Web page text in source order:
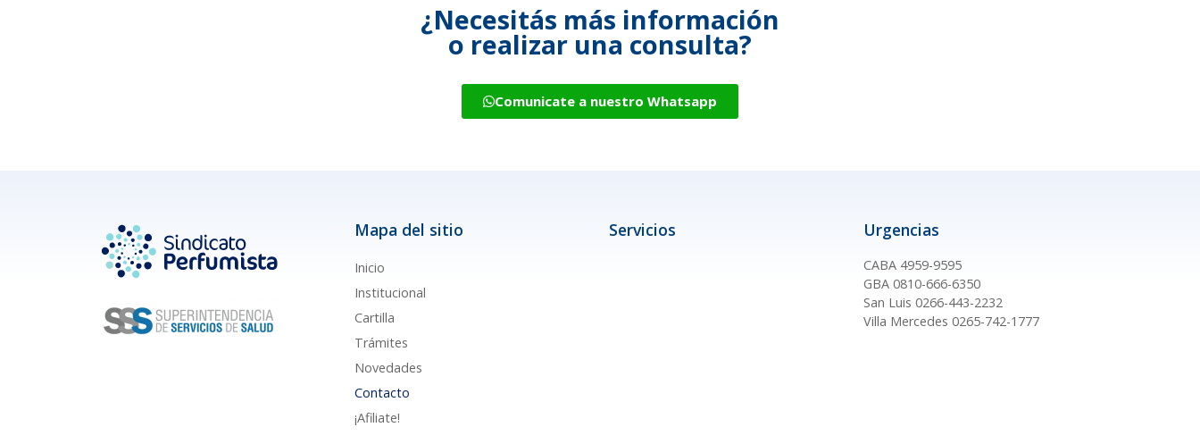
¿Necesitás más información
o realizar una consulta?
Comunicate a nuestro Whatsapp
Mapa del sitio
Inicio
Institucional
Cartilla
Trámites
Novedades
Contacto
¡Afiliate!
Servicios Urgencias
CABA 4959-9595
GBA 0810-666-6350
San Luis 0266-443-2232
Villa Mercedes 0265-742-1777